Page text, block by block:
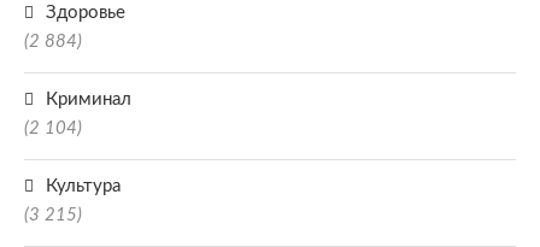
Здоровье
(2 884)
Криминал
(2 104)
Культура
(3 215)